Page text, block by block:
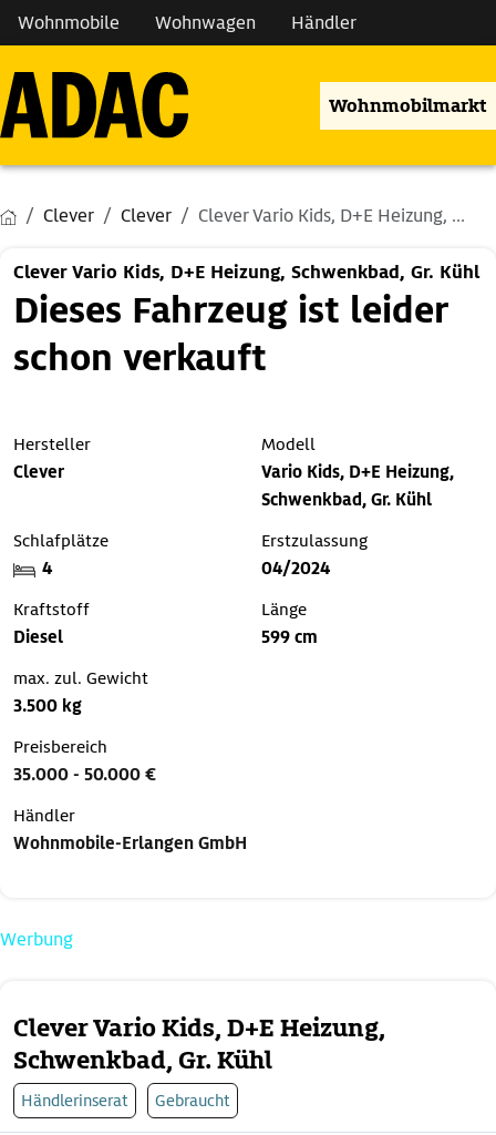
Wohnmobile Wohnwagen Händler
Wohnmobilmarkt
Clever Clever Clever Vario Kids, D+E Heizung, ...
Clever Vario Kids, D+E Heizung,
Schwenkbad, Gr. Kühl
Händlerinserat Gebraucht
Clever Vario Kids, D+E Heizung, Schwenkbad, Gr. Kühl
Dieses Fahrzeug ist leider
schon verkauft
Hersteller
Clever
Modell
Vario Kids, D+E Heizung,
Schwenkbad, Gr. Kühl
Schlafplätze
4
Erstzulassung
04/2024
Kraftstoff
Diesel
Länge
599 cm
max. zul. Gewicht
3.500 kg
Preisbereich
35.000 - 50.000 €
Händler
Wohnmobile-Erlangen GmbH
Werbung